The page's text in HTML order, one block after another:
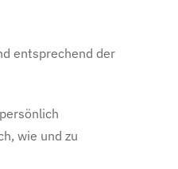
entsprechend der
wie und zu